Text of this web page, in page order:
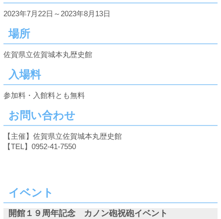
2023年7月22日～2023年8月13日
場所
佐賀県立佐賀城本丸歴史館
入場料
参加料・入館料とも無料
お問い合わせ
【主催】佐賀県立佐賀城本丸歴史館
【TEL】0952-41-7550
イベント
開館１９周年記念 カノン砲祝砲イベント